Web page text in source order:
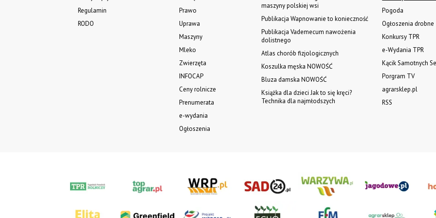
Regulamin
RODO
Prawo
Uprawa
Maszyny
Mleko
Zwierzęta
INFOCAP
Ceny rolnicze
Prenumerata
e-wydania
Ogłoszenia
maszyny polskiej wsi
Publikacja Wapnowanie to konieczność
Publikacja Vademecum nawożenia
dolistnego
Atlas chorób fizjologicznych
Koszulka męska NOWOŚĆ
Bluza damska NOWOŚĆ
Książka dla dzieci Jak to się kręci?
Technika dla najmłodszych
Pogoda
Ogłoszenia drobne
Konkursy TPR
e-Wydania TPR
Kącik Samotnych
Porgram TV
agrarsklep.pl
RSS